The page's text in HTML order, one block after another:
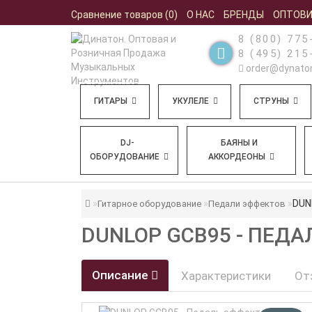
Сравнение товаров (0) О НАС БРЕНДЫ
8 (800)
8 (495)
ГИТАРЫ УКУЛЕЛЕ СТРУНЫ
DJ-
ОБОРУДОВАНИЕ
БАЯНЫ И
АККОРДЕОНЫ
Гитарное оборудование Педали эффектов
DUNLOP GCB95 -
Описание Характеристики